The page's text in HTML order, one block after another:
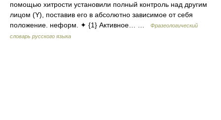
помощью хитрости установили полный контроль над другим
лицом (Y), поставив его в абсолютно зависимое от себя
положение. неформ. ✦ {1} Активное… …
Фразеологический
словарь русского языка